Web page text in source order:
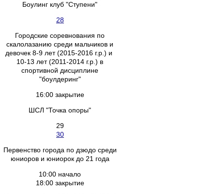
Боулинг клуб "Ступени"
28
Городские соревнования по
скалолазанию среди мальчиков и
девочек 8-9 лет (2015-2016 г.р.) и
10-13 лет (2011-2014 г.р.) в
спортивной дисциплине
"боулдеринг"
16:00 закрытие
ШСЛ "Точка опоры"
29
30
Первенство города по дзюдо среди
юниоров и юниорок до 21 года
10:00 начало
18:00 закрытие